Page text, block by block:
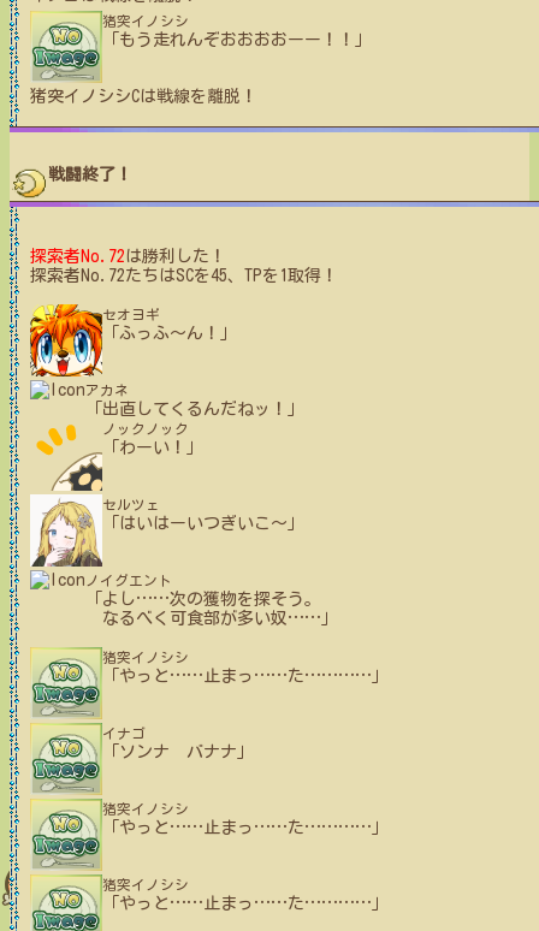
猪突イノシシ
「もう走れんぞおおおおーー！！」
猪突イノシシCは戦線を離脱！
戦闘終了！
探索者No.72は勝利した！
探索者No.72たちはSCを45、TPを1取得！
セオヨギ
「ふっふ〜ん！」
アカネ
「出直してくるんだねッ！」
ノックノック
「わーい！」
セルツェ
「はいはーいつぎいこ～」
ノイグエント
「よし ……次の獲物を探そう。
なるべく可食部が多い奴 ……
猪突イノシシ
「やっと …… 止まっ ……た…………
イナゴ
「ソンナ バナナ」
猪突イノシシ
「やっと …… 止まっ ……た…………
猪突イノシシ
「やっと …… 止まっ ……た…………